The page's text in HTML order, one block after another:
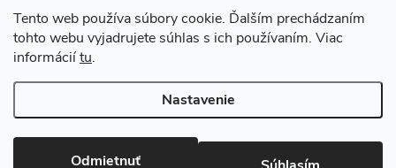
Tento web používa súbory cookie. Ďalším prechádzaním
tohto webu vyjadrujete súhlas s ich používaním. Viac
informáciítu.
Nastavenie
Odmietnuť
Prijímame online platby
Copyright 2026Indarčeky.sk. Všetky práva vyhradené.Upraviť
nastavenie cookies